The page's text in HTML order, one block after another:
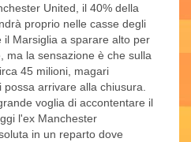
United, il 40% della
proprio nelle casse degli
il Marsiglia a sparare alto per
ma la sensazione è che sulla
45 milioni, magari
arrivare alla chiusura.
voglia di accontentare il
l'ex Manchester
in un reparto dove